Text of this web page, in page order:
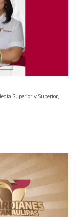
Superior y Superior,